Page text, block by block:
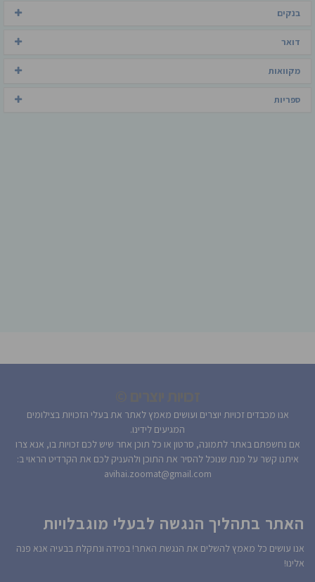
בנקים
דואר
מקוואות
ספריות
אנו מכבדים זכויות יוצרים ועושים מאמץ לאתר את בעלי הזכויות בצילומים
המגיעים לידינו.
אם נחשפתם באתר לתמונה, סרטון או כל תוכן אחר שיש לכם זכויות בו, אנא צרו
איתנו קשר על מנת שנוכל להסיר את התוכן ולהעניק לכם את הקרדיט הראוי ב:
avihai.zoomat@gmail.com
האתר בתהליך הנגשה לבעלי מוגבלויות
אנו עושים כל מאמץ להשלים את הנגשת האתר! במידה ונתקלת בבעיה אנא פנה
אלינו!